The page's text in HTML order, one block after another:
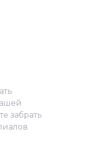
забрать